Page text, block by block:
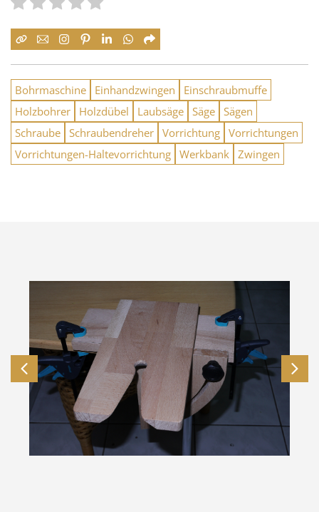
Bohrmaschine Einhandzwingen
Einschraubmuffe
Holzbohrer
Holzdübel Laubsäge Säge Sägen
Schraube Schraubendreher Vorrichtung Vorrichtungen
Vorrichtungen-Haltevorrichtung Werkbank Zwingen